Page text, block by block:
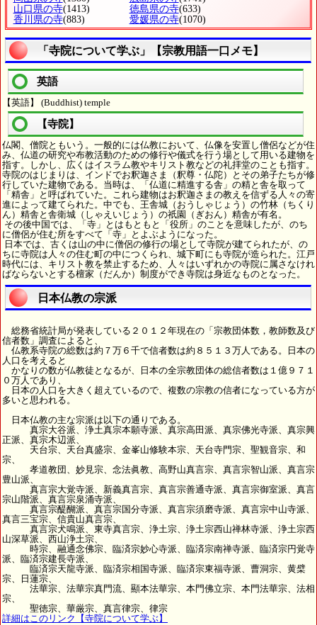
山口県の寺(1413) 徳島県の寺(633)
香川県の寺(883) 愛媛県の寺(1070)
「寺院について学ぶ」【宗教用語一口メモ】
英語
【英語】 (Buddhist) temple
【寺院】
仏閣、僧院ともいう。一般的には仏教において、仏像を安置し僧侶などが住
み、仏道の研究や布教活動のための修行や儀式を行う場として用いる建物を
指す。しかし、広くはイスラム教やキリスト教などの礼拝堂のことも指す。
寺院のはじまりは、インドでお釈迦さま（釈尊・仏陀）とその弟子たちが修
行していた建物である。当時は、「仏道に精進する舎」の精と舎を取って
「精舎」と呼ばれていた。これら建物はお釈迦さまの教えを信ずる人々の寄
進によって建てられた。中でも、王舎城（おうしゃじょう）の竹林（ちくり
ん）精舎と舎衛城（しゃえいじょう）の祇園（ぎおん）精舎が有名。
その後中国では、「寺」とはもともと「役所」のことを意味したが、のち
に僧侶が住む所をすべて「寺」とよぶようになった。
日本では、古くは山の中に僧侶の修行の場として寺院が建てられたが、の
ちに寺院は人々の住む町の中につくられ、城下町にも寺院が造られた。江戸
時代には、キリスト教を禁止するため、人々はいずれかの寺院に属さなけれ
ばならないとする檀家（だんか）制度ができ寺院は身近なものとなった。
日本仏教の宗派
総務省統計局が発表している２０１２年現在の「宗教団体数，教師数及び
信者数」調査によると、
仏教系寺院の総数は約７万６千で信者数は約８５１３万人である。日本の
人口を考えると
かなりの数が仏教徒となるが、日本の全宗教団体の総信者数は１億９７１
０万人であり、
日本の人口を大きく超えているので、複数の宗教の信者になっている方が
多いと思われる。
日本仏教の主な宗派は以下の通りである。
真宗大谷派、浄土真宗本願寺派、真宗高田派、真宗佛光寺派、真宗興
正派、真宗木辺派、
天台宗、天台真盛宗、金峯山修験本宗、天台寺門宗、聖観音宗、和
宗、
孝道教団、妙見宗、念法眞教、高野山真言宗、真言宗智山派、真言宗
豊山派、
真言宗大覚寺派、新義真言宗、真言宗善通寺派、真言宗御室派、真言
宗山階派、真言宗泉涌寺派、
真言宗醍醐派、真言宗国分寺派、真言宗須磨寺派、真言宗中山寺派、
真言三宝宗、信貴山真言宗、
真言宗犬鳴派、東寺真言宗、浄土宗、浄土宗西山禅林寺派、浄土宗西
山深草派、西山浄土宗、
時宗、融通念佛宗、臨済宗妙心寺派、臨済宗南禅寺派、臨済宗円覚寺
派、臨済宗建長寺派、
臨済宗天龍寺派、臨済宗相国寺派、臨済宗東福寺派、曹洞宗、黄檗
宗、日蓮宗、
法華宗、法華宗真門流、顯本法華宗、本門佛立宗、本門法華宗、法相
宗、
聖徳宗、華厳宗、真言律宗、律宗
詳細はこのリンク【寺院について学ぶ】